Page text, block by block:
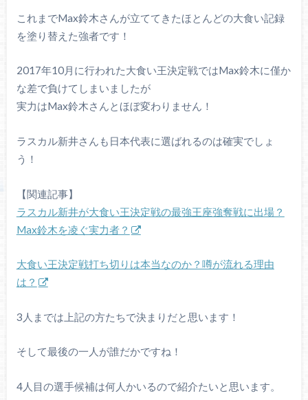
これまでMax鈴木さんが立ててきたほとんどの大食い記録
を塗り替えた強者です！
2017年10月に行われた大食い王決定戦ではMax鈴木に僅か
な差で負けてしまいましたが
実力はMax鈴木さんとほぼ変わりません！
ラスカル新井さんも日本代表に選ばれるのは確実でしょ
う！
【関連記事】
ラスカル新井が大食い王決定戦の最強王座強奪戦に出場？
Max鈴木を凌ぐ実力者？
大食い王決定戦打ち切りは本当なのか？噂が流れる理由
は？
3人までは上記の方たちで決まりだと思います！
そして最後の一人が誰だかですね！
4人目の選手候補は何人かいるので紹介たいと思います。